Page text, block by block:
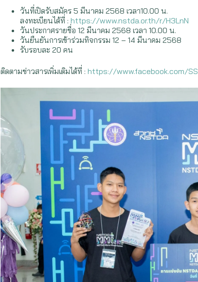
วันที่เปิดรับสมัคร 5 มีนาคม 2568 เวลา10.00 น.
ลงทะเบียนได้ที่ : https://www.nstda.or.th/r/H3LnN
วันประกาศรายชื่อ 12 มีนาคม 2568 เวลา 10.00 น.
วันยืนยันการเข้าร่วมทิจกรรม 12 – 14 มีนาคม 2568
รับรอบละ 20 คน
ติดตามข่าวสารเพิ่มเติมได้ที่ : https://www.facebook.com/